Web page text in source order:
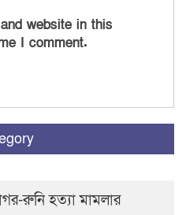
website in this
I comment.
রুনি হত্যা মামলার